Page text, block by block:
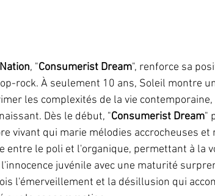
, "Consumerist Dream", renforce sa
rock. À seulement 10 ans, Soleil montre
les complexités de la vie
Dès le début, "Consumerist Dream"
vivant qui marie mélodies accrocheuses et
entre le poli et l'organique, permettant à la
juvénile avec une maturité
l'émerveillement et la désillusion qui